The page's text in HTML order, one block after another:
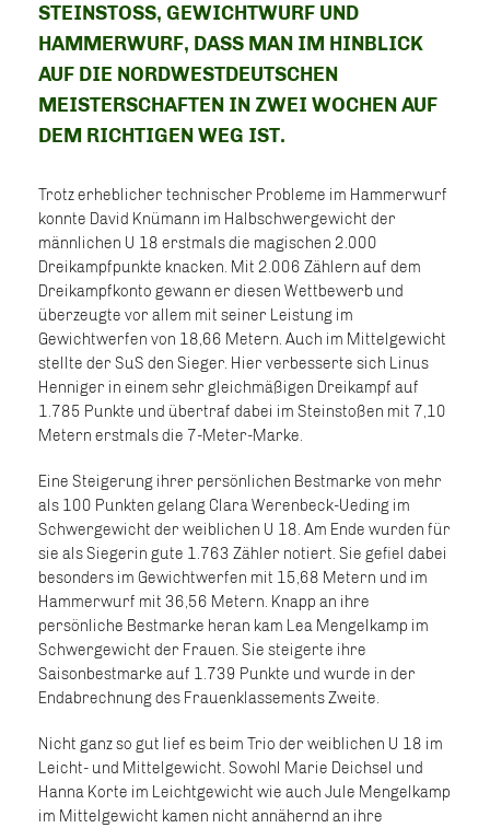
TEINSTOSS, GEWICHTWURF UND HA
MMERWURF, DASS MAN IM HINBLICK AU
F DIE NORDWESTDEUTSCHEN ME
ISTERSCHAFTEN IN ZWEI WOCHEN AUF DE
M RICHTIGEN WEG IST.
Trotz erheblicher technischer Probleme im Hammerwurf
konnte David Knümann im Halbschwergewicht der
männlichen U 18 erstmals die magischen 2.000
Dreikampfpunkte knacken. Mit 2.006 Zählern auf dem
Dreikampfkonto gewann er diesen Wettbewerb und
überzeugte vor allem mit seiner Leistung im
Gewichtwerfen von 18,66 Metern. Auch im Mittelgewicht
stellte der SuS den Sieger. Hier verbesserte sich Linus
Henniger in einem sehr gleichmäßigen Dreikampf auf
1.785 Punkte und übertraf dabei im Steinstoßen mit 7,10
Metern erstmals die 7-Meter-Marke.
Eine Steigerung ihrer persönlichen Bestmarke von mehr
als 100 Punkten gelang Clara Werenbeck-Ueding im
Schwergewicht der weiblichen U 18. Am Ende wurden für
sie als Siegerin gute 1.763 Zähler notiert. Sie gefiel dabei
besonders im Gewichtwerfen mit 15,68 Metern und im
Hammerwurf mit 36,56 Metern. Knapp an ihre
persönliche Bestmarke heran kam Lea Mengelkamp im
Schwergewicht der Frauen. Sie steigerte ihre
Saisonbestmarke auf 1.739 Punkte und wurde in der
Endabrechnung des Frauenklassements Zweite.
Nicht ganz so gut lief es beim Trio der weiblichen U 18 im
Leicht- und Mittelgewicht. Sowohl Marie Deichsel und
Hanna Korte im Leichtgewicht wie auch Jule Mengelkamp
im Mittelgewicht kamen nicht annähernd an ihre